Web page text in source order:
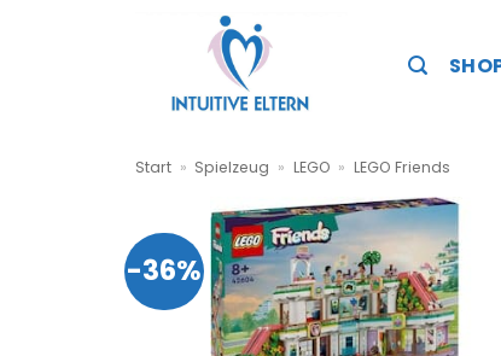
Start » Spielzeug » LEGO » LEGO Friends
-36%